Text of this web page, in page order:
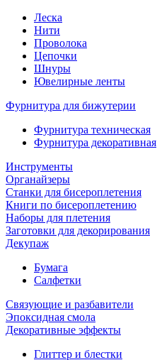
Леска
Нити
Проволока
Цепочки
Шнуры
Ювелирные ленты
Фурнитура для бижутерии
Фурнитура техническая
Фурнитура декоративная
Инструменты
Органайзеры
Станки для бисероплетения
Книги по бисероплетению
Наборы для плетения
Заготовки для декорирования
Декупаж
Бумага
Салфетки
Связующие и разбавители
Эпоксидная смола
Декоративные эффекты
Глиттер и блестки